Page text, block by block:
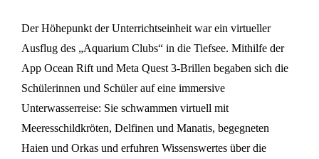
Der Höhepunkt der Unterrichtseinheit war ein virtueller
Ausflug des „Aquarium Clubs“ in die Tiefsee. Mithilfe der
App Ocean Rift und Meta Quest 3-Brillen begaben sich die
Schülerinnen und Schüler auf eine immersive
Unterwasserreise: Sie schwammen virtuell mit
Meeresschildkröten, Delfinen und Manatis, begegneten
Haien und Orkas und erfuhren Wissenswertes über die